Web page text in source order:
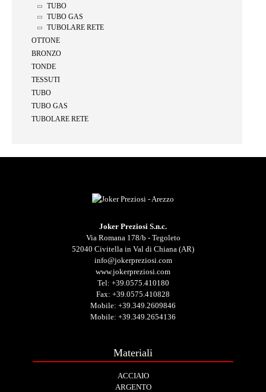
TUBO
TUBO GAS
TUBOLARE RETE
OTTONE
BRONZO
TONDE
TESSUTI
TUBO
TUBO GAS
TUBOLARE RETE
Joker Preziosi S.n.c.
Via Romana 178/b - Tegoleto
52040 Civitella in Val di Chiana (AR)
info@jokerpreziosi.com
www.jokerpreziosi.com
Tel: +39.0575.410180
Fax: +39.0575.410828
Mobile: +39.349.2609846
Mobile: +39.349.2654136
Materiali
ACCIAIO
ARGENTO